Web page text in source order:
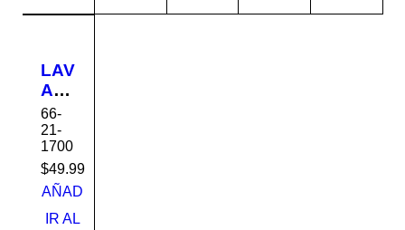
LAV
AM
AN
O
DE
PE
DE
STA
66-
21-
1700
$49.99
AÑAD
IR AL